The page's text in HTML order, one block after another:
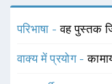
परिभाषा -वह पुस्तक
वाक्य में प्रयोग -